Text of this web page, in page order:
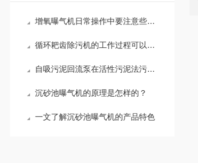
增氧曝气机日常操作中要注意些什么事项？
循环耙齿除污机的工作过程可以概括为：拦截、提升和卸料
自吸污泥回流泵在活性污泥法污水处理工艺中的作用
沉砂池曝气机的原理是怎样的？
一文了解沉砂池曝气机的产品特色